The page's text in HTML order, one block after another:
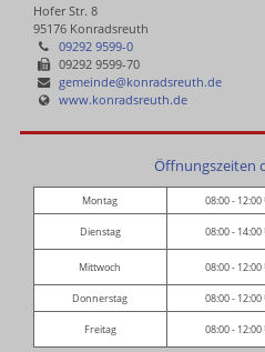
Hofer Str. 8
95176 Konradsreuth
09292 9599-0
09292 9599-70
gemeinde@konradsreuth.de
www.konradsreuth.de
Öffnungszeiten
Montag 08:00 -
Dienstag 08:00 -
Mittwoch 08:00 -
Donnerstag 08:00 -
Freitag 08:00 -